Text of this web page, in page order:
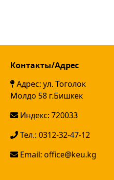
Контакты/Адрес
Адрес: ул. Тоголок
Молдо 58 г.Бишкек
Индекс: 720033
Тел.: 0312-32-47-12
Email: office@keu.kg